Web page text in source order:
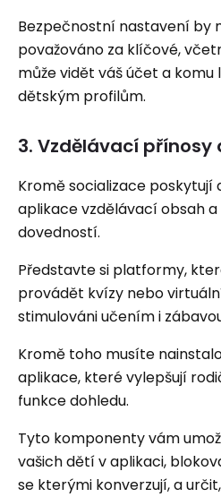
Bezpečnostní nastavení by
považováno za klíčové,
může vidět váš účet a
dětským profilům.
3. Vzdělávací
Kromě socializace poskytují
aplikace vzdělávací obsah
dovedností.
Představte si platformy,
provádět kvízy nebo
stimulováni učením i
Kromě toho musíte
aplikace, které vylepšují
funkce dohledu.
Tyto komponenty vám
vašich dětí v aplikaci,
se kterými konverzují, a